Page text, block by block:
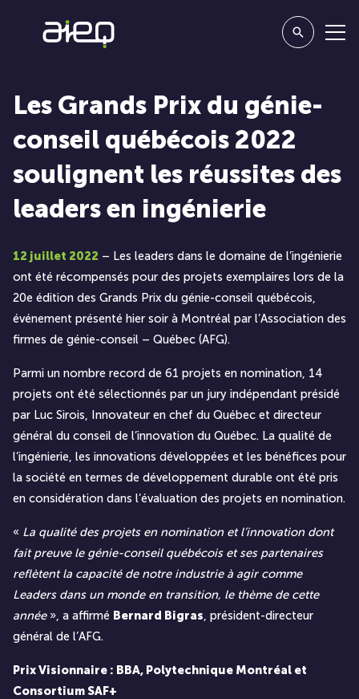
Les Grands Prix du génie-
conseil québécois 2022
soulignent les réussites des
leaders en ingénierie
12 juillet 2022 – Les leaders dans le domaine de l’ingénierie
ont été récompensés pour des projets exemplaires lors de la
20e édition des Grands Prix du génie-conseil québécois,
événement présenté hier soir à Montréal par l’Association des
firmes de génie-conseil – Québec (AFG).
Parmi un nombre record de 61 projets en nomination, 14
projets ont été sélectionnés par un jury indépendant présidé
par Luc Sirois, Innovateur en chef du Québec et directeur
général du conseil de l’innovation du Québec. La qualité de
l’ingénierie, les innovations développées et les bénéfices pour
la société en termes de développement durable ont été pris
en considération dans l’évaluation des projets en nomination.
« La qualité des projets en nomination et l’innovation dont
fait preuve le génie-conseil québécois et ses partenaires
reflètent la capacité de notre industrie à agir comme
Leaders dans un monde en transition, le thème de cette
année», a affirmé Bernard Bigras, président-directeur
général de l’AFG.
Prix Visionnaire : BBA, Polytechnique Montréal et
Consortium SAF+